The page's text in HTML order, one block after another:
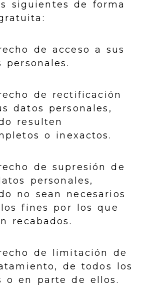
siguientes de forma
de acceso a sus
personales.
de rectificación
datos personales,
resulten
o inexactos.
de supresión de
personales,
no sean necesarios
fines por los que
recabados.
de limitación de
de todos los
o en parte de ellos.